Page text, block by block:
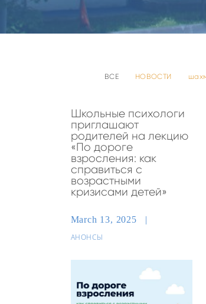
ВСЕ НОВОСТИ
Школьные психологи
приглашают
родителей на лекцию
«По дороге
взросления: как
справиться с
возрастными
кризисами детей»
March 13, 2025
АНОНСЫ